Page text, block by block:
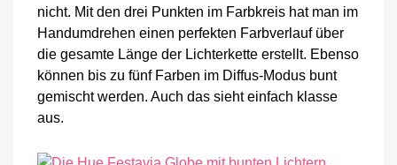
nicht. Mit den drei Punkten im Farbkreis hat man im
Handumdrehen einen perfekten Farbverlauf über
die gesamte Länge der Lichterkette erstellt. Ebenso
können bis zu fünf Farben im Diffus-Modus bunt
gemischt werden. Auch das sieht einfach klasse
aus.